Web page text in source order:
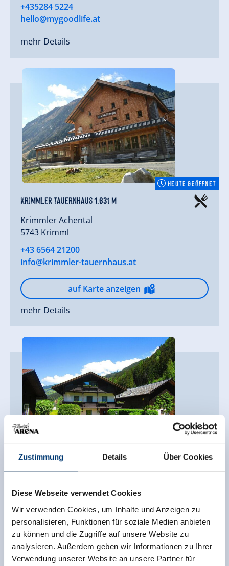
Zustimmung Details Über Cookies
Diese Webseite verwendet Cookies
Wir verwenden Cookies, um Inhalte und Anzeigen zu
personalisieren, Funktionen für soziale Medien anbieten
zu können und die Zugriffe auf unsere Website zu
analysieren. Außerdem geben wir Informationen zu Ihrer
Verwendung unserer Website an unsere Partner für
+435284 5224
hello@mygoodlife.at
mehr Details
HEUTE GEÖFFNET
Krimmler Tauernhaus 1.631 m
Krimmler Achental
5743 Krimml
+43 6564 21200
info@krimmler-tauernhaus.at
auf Karte anzeigen
mehr Details
HEUTE GEÖFFNET
Gasthof Waldrast
Infangweg 1
(0043) 5282 2537
info@gasthofwaldrast-zell.at
auf Karte anzeigen